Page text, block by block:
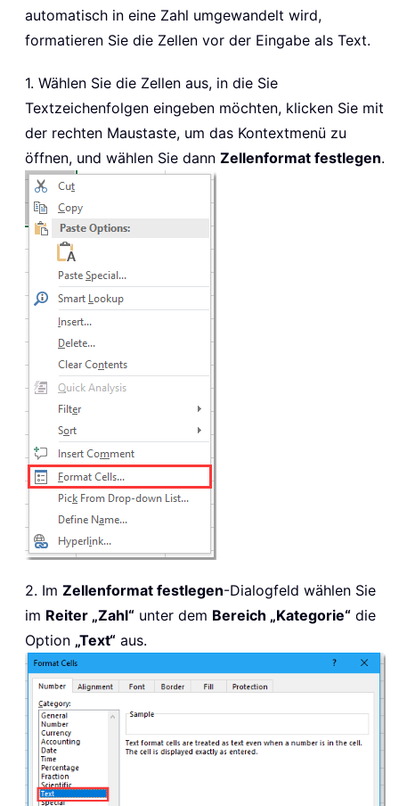
automatisch in eine Zahl umgewandelt wird,
formatieren Sie die Zellen vor der Eingabe als Text.
1. Wählen Sie die Zellen aus, in die Sie
Textzeichenfolgen eingeben möchten, klicken Sie mit
der rechten Maustaste, um das Kontextmenü zu
öffnen, und wählen Sie dann Zellenformat festlegen.
2. Im Zellenformat festlegen-Dialogfeld wählen Sie
im Reiter „Zahl“ unter dem Bereich „Kategorie“ die
Option „Text“ aus.